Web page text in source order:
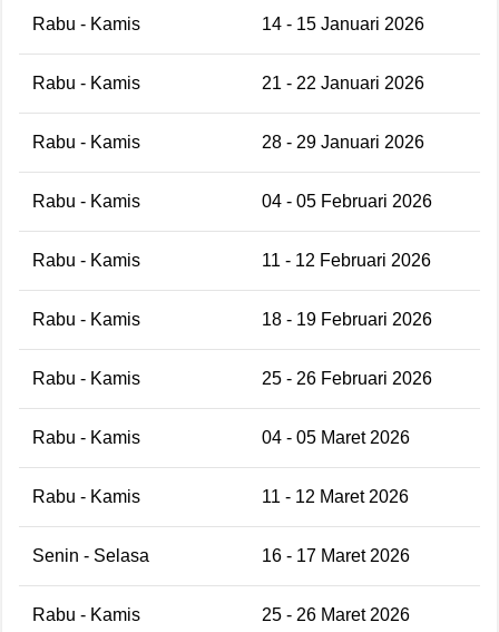
Rabu - Kamis 14 - 15 Januari 2026
Rabu - Kamis 21 - 22 Januari 2026
Rabu - Kamis 28 - 29 Januari 2026
Rabu - Kamis 04 - 05 Februari 2026
Rabu - Kamis 11 - 12 Februari 2026
Rabu - Kamis 18 - 19 Februari 2026
Rabu - Kamis 25 - 26 Februari 2026
Rabu - Kamis 04 - 05 Maret 2026
Rabu - Kamis 11 - 12 Maret 2026
Senin - Selasa 16 - 17 Maret 2026
Rabu - Kamis 25 - 26 Maret 2026